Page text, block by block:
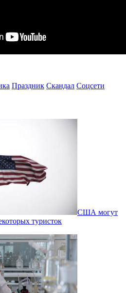
Праздник Скандал Соцсети
США могут
туристок